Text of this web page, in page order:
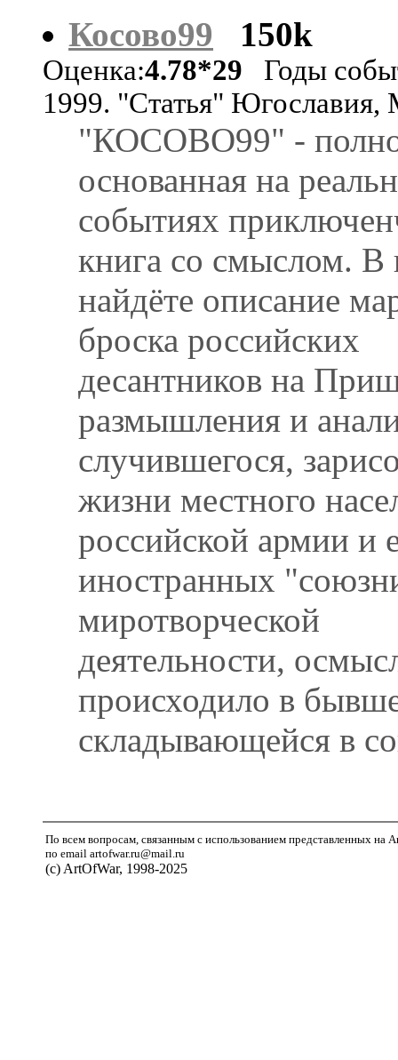
Косово99
150k
Оценка:4.78*29 Годы
1999. "Статья"
"КОСОВО99" -
основанная на
событиях
книга со смыслом. В
найдёте описание
броска российских
десантников на
размышления и
случившегося,
жизни местного
российской армии и
иностранных
миротворческой
деятельности,
происходило в
складывающейся в
По всем вопросам, связанным с использованием представленных на
по email artofwar.ru@mail.ru
(с) ArtOfWar, 1998-2025